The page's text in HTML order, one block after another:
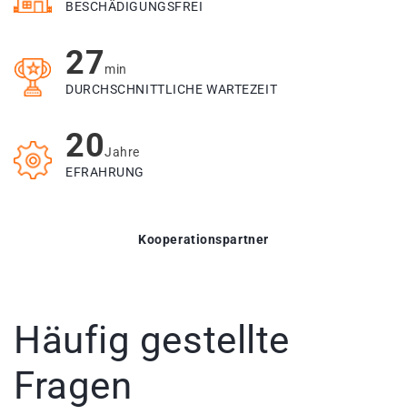
BESCHÄDIGUNGSFREI
27min
DURCHSCHNITTLICHE WARTEZEIT
20Jahre
EFRAHRUNG
Kooperationspartner
Häufig gestellte
Fragen